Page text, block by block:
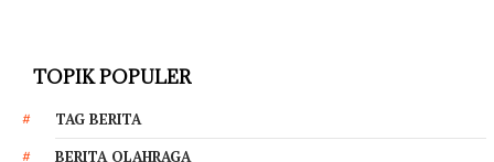
TOPIK POPULER
TAG BERITA
BERITA OLAHRAGA